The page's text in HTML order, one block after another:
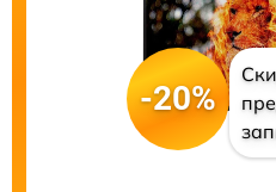
-20%